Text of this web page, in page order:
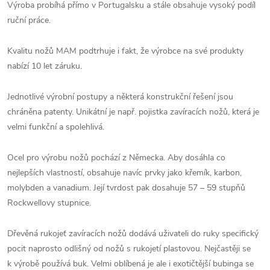
Výroba probíhá přímo v Portugalsku a stále obsahuje vysoký podíl
ruční práce.
Kvalitu nožů MAM podtrhuje i fakt, že výrobce na své produkty
nabízí 10 let záruku.
Jednotlivé výrobní postupy a některá konstrukční řešení jsou
chráněna patenty. Unikátní je např. pojistka zavíracích nožů, která je
velmi funkční a spolehlivá.
Ocel pro výrobu nožů pochází z Německa. Aby dosáhla co
nejlepších vlastností, obsahuje navíc prvky jako křemík, karbon,
molybden a vanadium. Její tvrdost pak dosahuje 57 – 59 stupňů
Rockwellovy stupnice.
Dřevěná rukojeť zavíracích nožů dodává uživateli do ruky specifický
pocit naprosto odlišný od nožů s rukojetí plastovou. Nejčastěji se
k výrobě používá buk. Velmi oblíbená je ale i exotičtější bubinga se